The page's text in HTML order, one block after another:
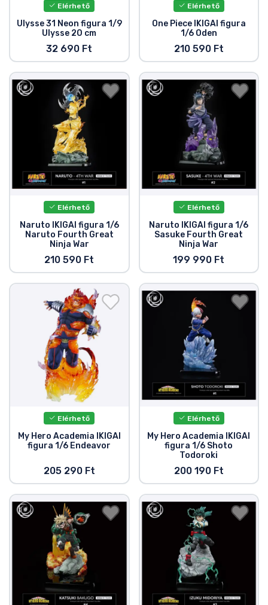
Elérhető
Ulysse 31 Neon figura 1/9
Ulysse 20 cm
32 690 Ft
Elérhető
One Piece IKIGAI figura
1/6 Oden
210 590 Ft
Elérhető
Naruto IKIGAI figura 1/6
Naruto Fourth Great
Ninja War
210 590 Ft
Elérhető
Naruto IKIGAI figura 1/6
Sasuke Fourth Great
Ninja War
199 990 Ft
Elérhető
My Hero Academia IKIGAI
figura 1/6 Endeavor
205 290 Ft
Elérhető
My Hero Academia IKIGAI
figura 1/6 Shoto
Todoroki
200 190 Ft